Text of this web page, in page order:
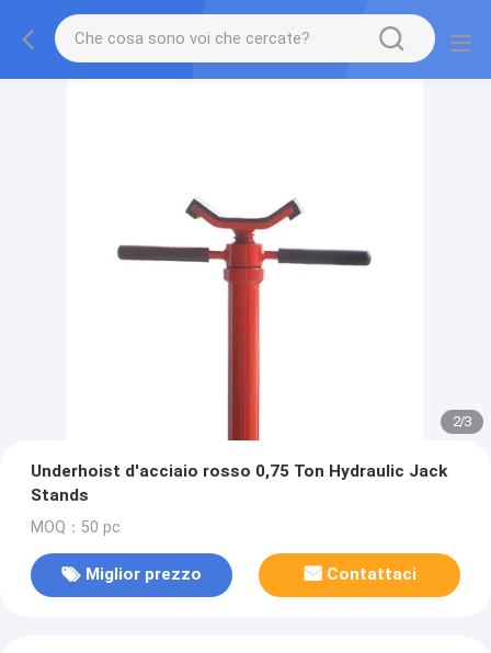
2/3
Underhoist d'acciaio rosso 0,75 Ton Hydraulic Jack
Stands
MOQ：50 pc
Miglior prezzo Contattaci